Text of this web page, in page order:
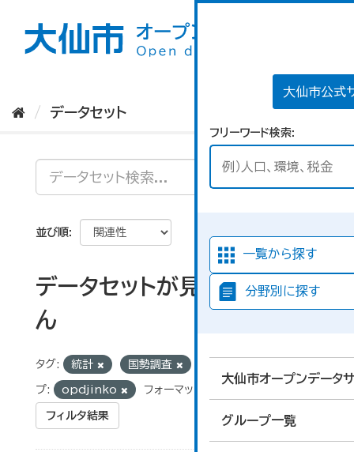
大仙市公式
フリーワード検索
一覧から探す
分野別に探す
大仙市オープンデータ
グループ一覧
データセット
並び順
データセットが見つかりませ
ん
タグ: 統計 国勢調査
プ: opdjinko フォーマット:
フィルタ結果